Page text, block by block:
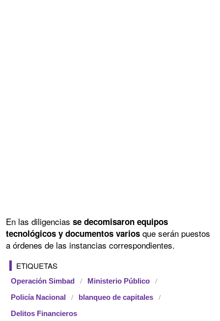
En las diligencias se decomisaron equipos
tecnológicos y documentos varios que serán puestos
a órdenes de las instancias correspondientes.
ETIQUETAS
Operación Simbad Ministerio Público
Policía Nacional blanqueo de capitales
Delitos Financieros